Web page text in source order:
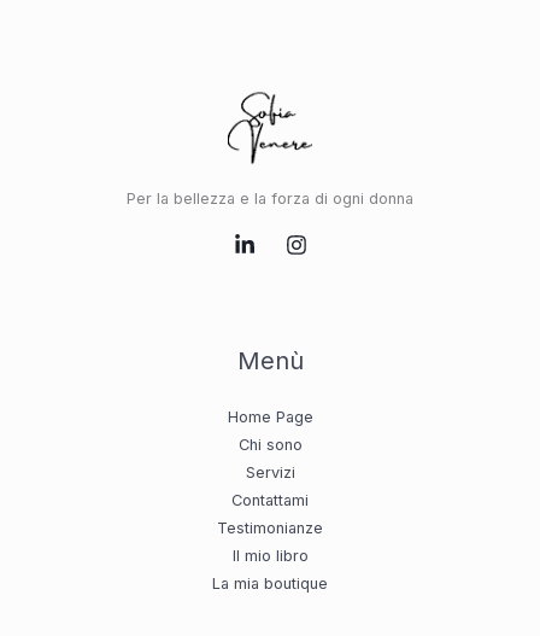
Per la bellezza e la forza di ogni donna
Menù
Home Page
Chi sono
Servizi
Contattami
Testimonianze
Il mio libro
La mia boutique